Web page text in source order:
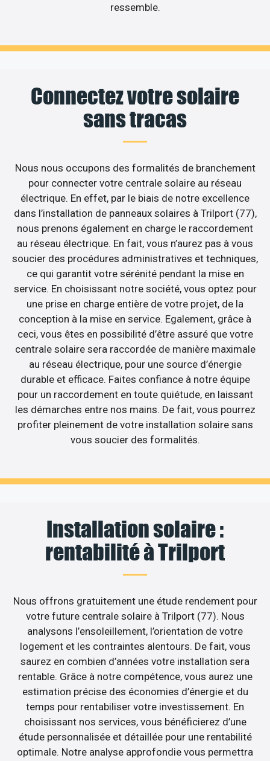
ressemble.
Connectez votre solaire
sans tracas
Nous nous occupons des formalités de branchement
pour connecter votre centrale solaire au réseau
électrique. En effet, par le biais de notre excellence
dans l’installation de panneaux solaires à Trilport (77),
nous prenons également en charge le raccordement
au réseau électrique. En fait, vous n’aurez pas à vous
soucier des procédures administratives et techniques,
ce qui garantit votre sérénité pendant la mise en
service. En choisissant notre société, vous optez pour
une prise en charge entière de votre projet, de la
conception à la mise en service. Egalement, grâce à
ceci, vous êtes en possibilité d’être assuré que votre
centrale solaire sera raccordée de manière maximale
au réseau électrique, pour une source d’énergie
durable et efficace. Faites confiance à notre équipe
pour un raccordement en toute quiétude, en laissant
les démarches entre nos mains. De fait, vous pourrez
profiter pleinement de votre installation solaire sans
vous soucier des formalités.
Installation solaire :
rentabilité à Trilport
Nous offrons gratuitement une étude rendement pour
votre future centrale solaire à Trilport (77). Nous
analysons l’ensoleillement, l’orientation de votre
logement et les contraintes alentours. De fait, vous
saurez en combien d’années votre installation sera
rentable. Grâce à notre compétence, vous aurez une
estimation précise des économies d’énergie et du
temps pour rentabiliser votre investissement. En
choisissant nos services, vous bénéficierez d’une
étude personnalisée et détaillée pour une rentabilité
optimale. Notre analyse approfondie vous permettra